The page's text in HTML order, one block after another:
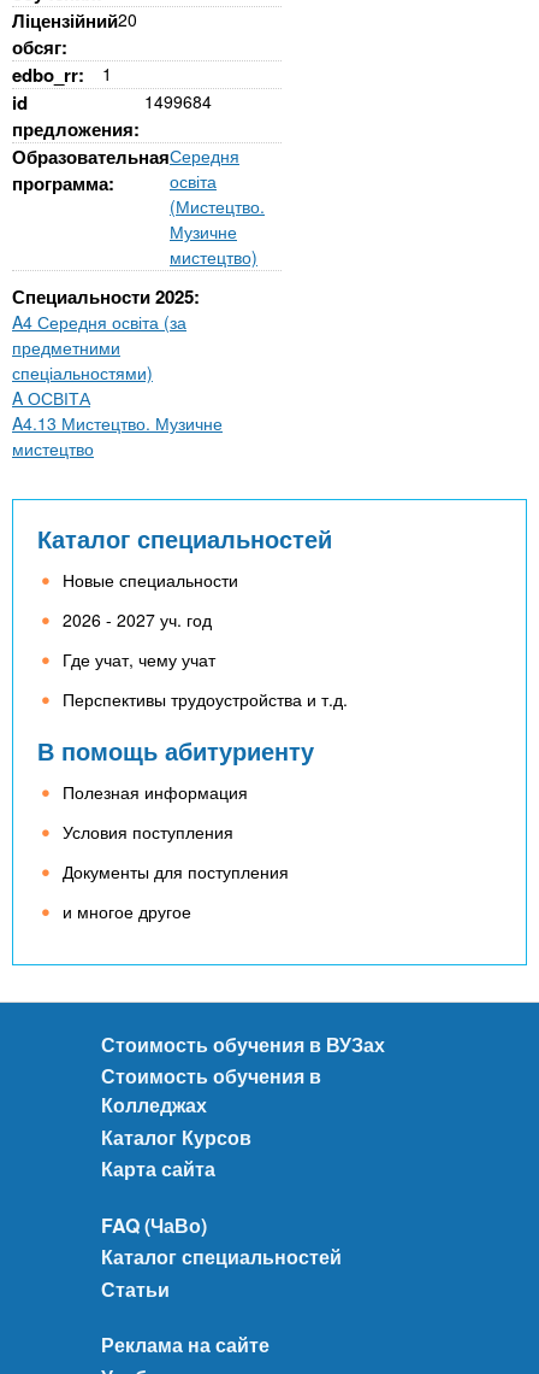
Ліцензійний
обсяг:
20
edbo_rr: 1
id
предложения:
1499684
Образовательная
программа:
Середня
освіта
(Мистецтво.
Музичне
мистецтво)
Специальности 2025:
A4 Середня освіта (за
предметними
спеціальностями)
A ОСВІТА
A4.13 Мистецтво. Музичне
мистецтво
Каталог специальностей
Новые специальности
2026 - 2027 уч. год
Где учат, чему учат
Перспективы трудоустройства и т.д.
В помощь абитуриенту
Полезная информация
Условия поступления
Документы для поступления
и многое другое
Стоимость обучения в ВУЗах
Стоимость обучения в
Колледжах
Каталог Курсов
Карта сайта
FAQ (ЧаВо)
Каталог специальностей
Статьи
Реклама на сайте